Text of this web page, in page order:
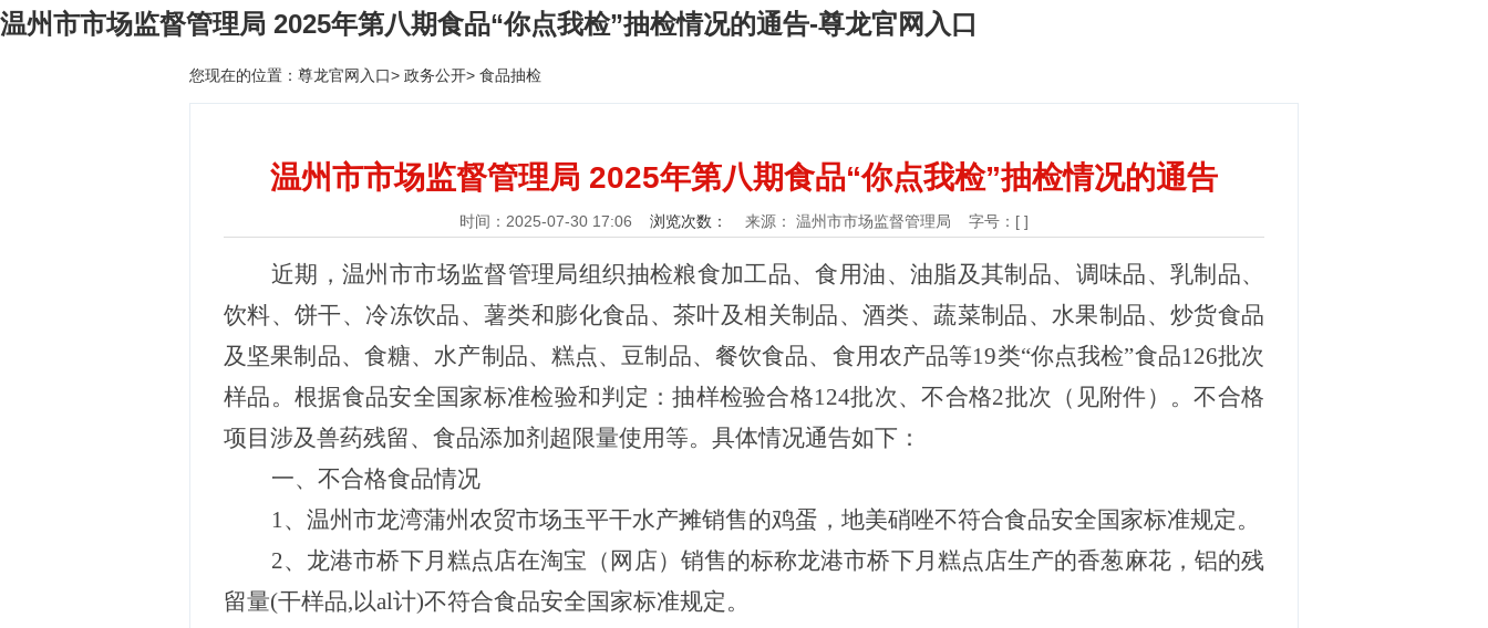
温州市市场监督管理局 2025年第八期食品“你点我检”抽检情况的通告-尊龙官网入口
您现在的位置： 尊龙官网入口> 政务公开> 食品抽检
温州市市场监督管理局 2025年第八期食品“你点我检”抽检情况的通告
时间：2025-07-30 17:06 浏览次数： 来源： 温州市市场监督管理局 字号：[ ]
近期，温州市市场监督管理局组织抽检粮食加工品、食用油、油脂及其制品、 调味品、 乳制品、
饮料、饼干、 冷冻饮品、薯类和膨化食品、茶叶及相关制品、酒类、蔬菜制品、水果制品、 炒货食品
及坚果制品、 食糖、水产制品、 糕点、豆制品、 餐饮食品、 食用农产品等19类“你点我检”食品126批次
样品。根据食品安全国家标准检验和判定：抽样检验合格124批次、不合格2批次（见附件）。不合格
项目涉及兽药残留、 食品添加剂超限量使用等。具体情况通告如下：
一、不合格食品情况
1、温州市龙湾蒲州农贸市场玉平干水产摊销售的鸡蛋，地美硝唑不符合食品安全国家标准规定。
2、龙港市桥下月糕点店在淘宝（网店）销售的标称龙港市桥下月糕点店生产的香葱麻花，铝的残
留量(干样品,以al计)不符合食品安全国家标准规定。